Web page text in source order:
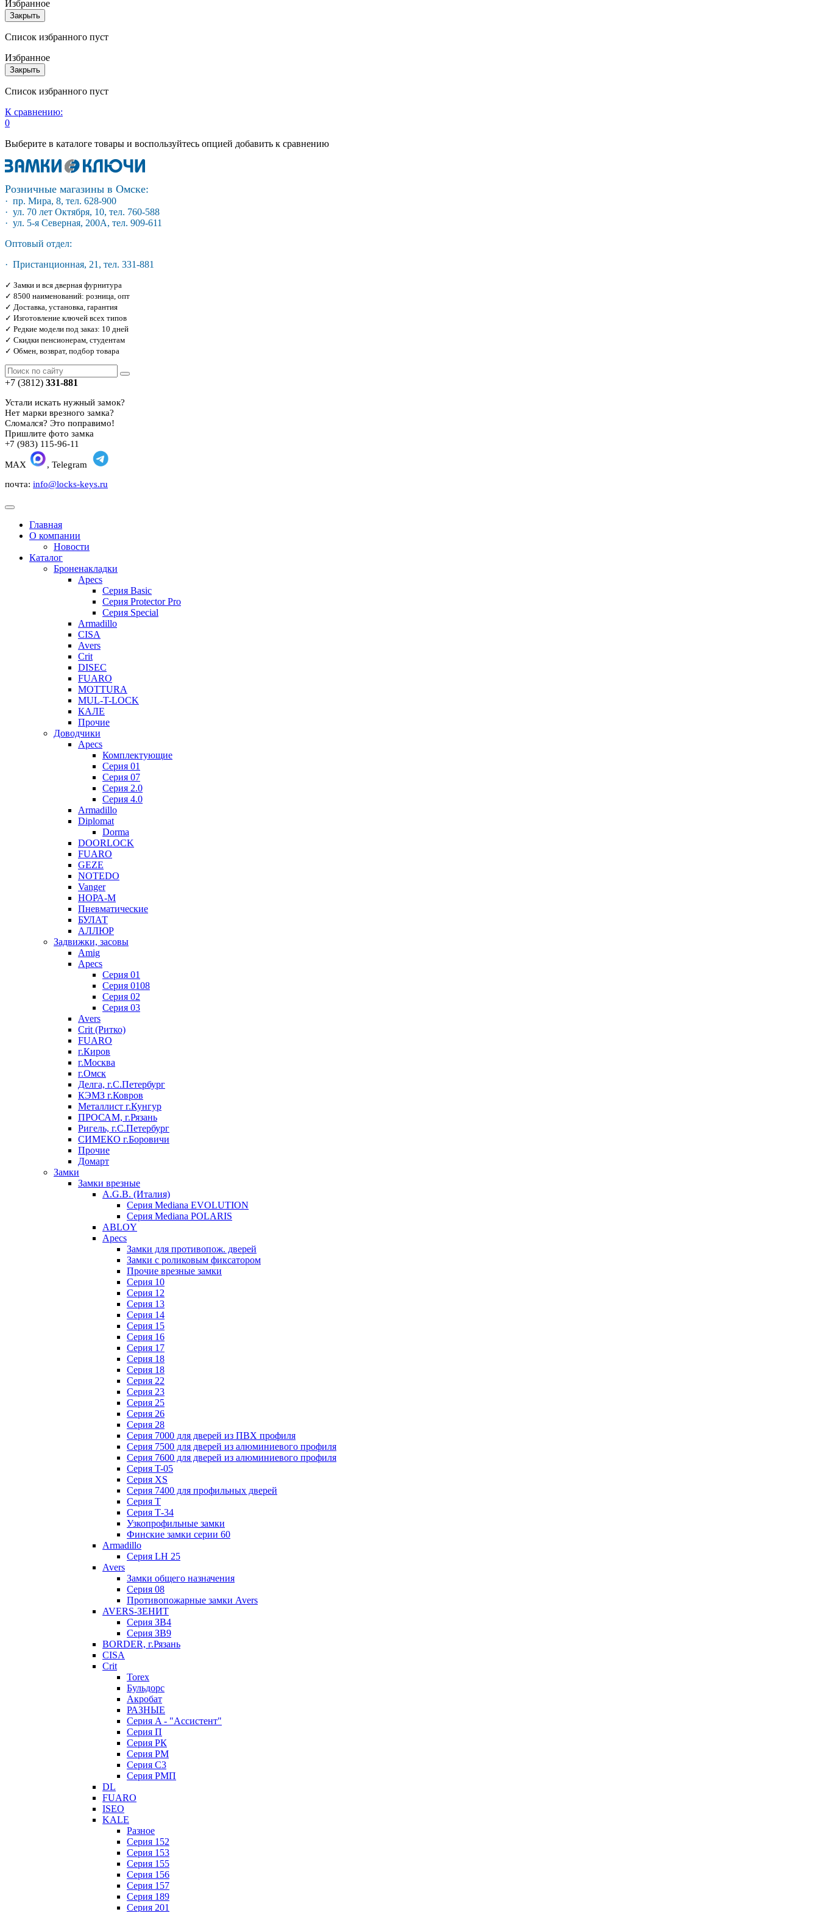
Избранное
Закрыть
Список избранного пуст
Избранное
Закрыть
Список избранного пуст
К сравнению:
0
Выберите в каталоге товары и воспользуйтесь опцией добавить к сравнению
Розничные магазины в Омске:
· пр. Мира, 8, тел. 628-900
· ул. 70 лет Октября, 10, тел. 760-588
· ул. 5-я Северная, 200А, тел. 909-611
Оптовый отдел:
· Пристанционная, 21, тел. 331-881
✓ Замки и вся дверная фурнитура
✓ 8500 наименований: розница, опт
✓ Доставка, установка, гарантия
✓ Изготовление ключей всех типов
✓ Редкие модели под заказ: 10 дней
✓ Скидки пенсионерам, студентам
✓ Обмен, возврат, подбор товара
+7 (3812) 331-881
Устали искать нужный замок?
Нет марки врезного замка?
Сломался? Это поправимо!
Пришлите фото замка
+7 (983) 115-96-11
MAX
, Telegram
почта: info@locks-keys.ru
Главная
О компании
Новости
Каталог
Броненакладки
Apecs
Серия Basic
Серия Protector Pro
Серия Special
Armadillo
CISA
Avers
Crit
DISEC
FUARO
MOTTURA
MUL-T-LOCK
КАЛЕ
Прочие
Доводчики
Apecs
Комплектующие
Серия 01
Серия 07
Серия 2.0
Серия 4.0
Armadillo
Diplomat
Dorma
DOORLOCK
FUARO
GEZE
NOTEDO
Vanger
НОРА-М
Пневматические
БУЛАТ
АЛЛЮР
Задвижки, засовы
Amig
Apecs
Серия 01
Серия 0108
Серия 02
Серия 03
Avers
Crit (Ритко)
FUARO
г.Киров
г.Москва
г.Омск
Делга, г.С.Петербург
КЭМЗ г.Ковров
Металлист г.Кунгур
ПРОСАМ, г.Рязань
Ригель, г.С.Петербург
СИМЕКО г.Боровичи
Прочие
Домарт
Замки
Замки врезные
A.G.B. (Италия)
Серия Mediana EVOLUTION
Серия Mediana POLARIS
ABLOY
Apecs
Замки для противопож. дверей
Замки с роликовым фиксатором
Прочие врезные замки
Серия 10
Серия 12
Серия 13
Серия 14
Серия 15
Серия 16
Серия 17
Серия 18
Серия 18
Серия 22
Серия 23
Серия 25
Серия 26
Серия 28
Серия 7000 для дверей из ПВХ профиля
Серия 7500 для дверей из алюминиевого профиля
Серия 7600 для дверей из алюминиевого профиля
Серия T-05
Серия XS
Серия 7400 для профильных дверей
Серия Т
Серия Т-34
Узкопрофильные замки
Финские замки серии 60
Armadillo
Серия LH 25
Avers
Замки общего назначения
Серия 08
Противопожарные замки Avers
AVERS-ЗЕНИТ
Серия ЗВ4
Серия ЗВ9
BORDER, г.Рязань
CISA
Crit
Torex
Бульдорс
Акробат
РАЗНЫЕ
Серия A - "Ассистент"
Серия П
Серия РК
Серия РМ
Серия С3
Серия РМП
DL
FUARO
ISEO
KALE
Разное
Серия 152
Серия 153
Серия 155
Серия 156
Серия 157
Серия 189
Серия 201